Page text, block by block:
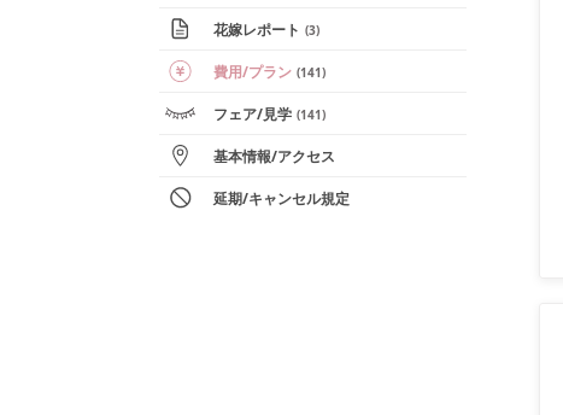
花嫁レポート (3)
費用/プラン (141)
フェア/見学 (141)
基本情報/アクセス
延期/キャンセル規定